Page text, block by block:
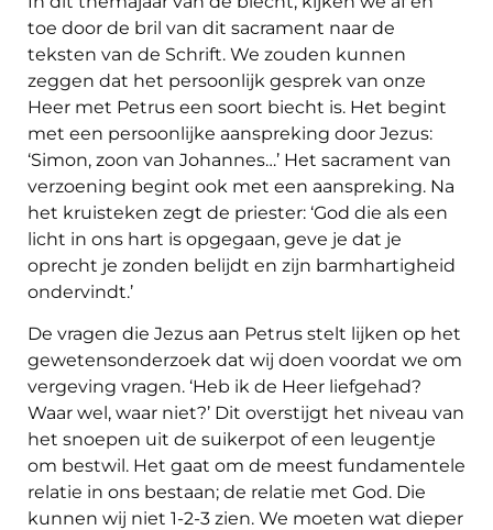
toe door de bril van dit sacrament naar de
teksten van de Schrift. We zouden kunnen
zeggen dat het persoonlijk gesprek van onze
Heer met Petrus een soort biecht is. Het begint
met een persoonlijke aanspreking door Jezus:
‘Simon, zoon van Johannes…’ Het sacrament van
verzoening begint ook met een aanspreking. Na
het kruisteken zegt de priester: ‘God die als een
licht in ons hart is opgegaan, geve je dat je
oprecht je zonden belijdt en zijn barmhartigheid
ondervindt.’
De vragen die Jezus aan Petrus stelt lijken op het
gewetensonderzoek dat wij doen voordat we om
vergeving vragen. ‘Heb ik de Heer liefgehad?
Waar wel, waar niet?’ Dit overstijgt het niveau van
het snoepen uit de suikerpot of een leugentje
om bestwil. Het gaat om de meest fundamentele
relatie in ons bestaan; de relatie met God. Die
kunnen wij niet 1-2-3 zien. We moeten wat dieper